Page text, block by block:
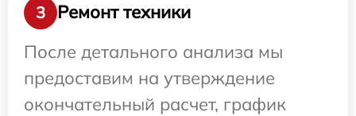
3
Ремонт техники
После детального анализа мы
предоставим на утверждение
окончательный расчет, график